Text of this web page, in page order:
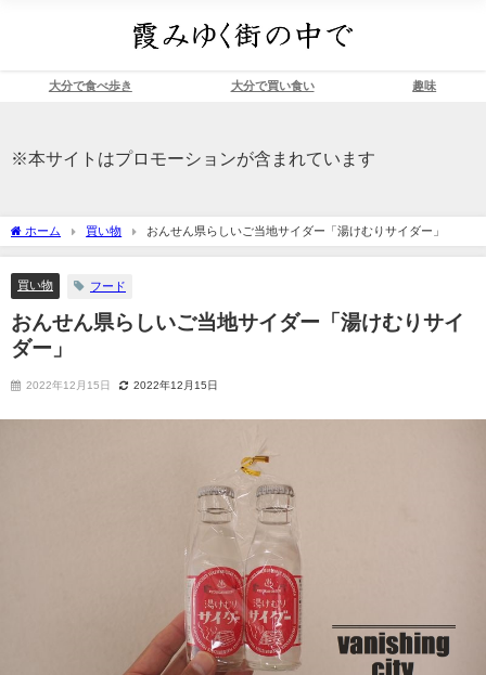
大分で食べ歩き 大分で買い食い 趣味
※本サイトはプロモーションが含まれています
ホーム 買い物 おんせん県らしいご当地サイダー「湯けむりサイダー」
買い物 フード
おんせん県らしいご当地サイダー「湯けむりサイ
ダー」
2022年12月15日 2022年12月15日